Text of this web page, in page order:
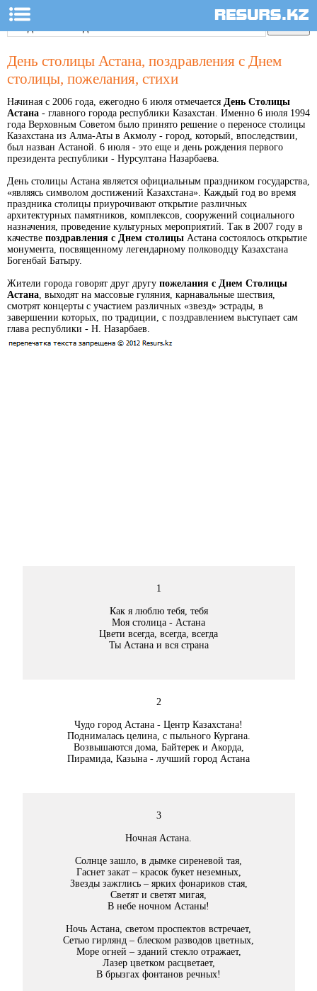
День столицы Астана, поздравления с Днем
столицы, пожелания, стихи
Начиная с 2006 года, ежегодно 6 июля отмечается День Столицы
Астана - главного города республики Казахстан. Именно 6 июля 1994
года Верховным Советом было принято решение о переносе столицы
Казахстана из Алма-Аты в Акмолу - город, который, впоследствии,
был назван Астаной. 6 июля - это еще и день рождения первого
президента республики - Нурсултана Назарбаева.
День cтолицы Астана является официальным праздником государства,
«являясь символом достижений Казахстана». Каждый год во время
праздника столицы приурочивают открытие различных
архитектурных памятников, комплексов, сооружений социального
назначения, проведение культурных мероприятий. Так в 2007 году в
качестве поздравления с Днем cтолицы Астана состоялось открытие
монумента, посвященному легендарному полководцу Казахстана
Богенбай Батыру.
Жители города говорят друг другу пожелания с Днем Столицы
Астана, выходят на массовые гуляния, карнавальные шествия,
смотрят концерты с участием различных «звезд» эстрады, в
завершении которых, по традиции, с поздравлением выступает сам
глава республики - Н. Назарбаев.
1
Как я люблю тебя, тебя
Моя столица - Астана
Цвети всегда, всегда, всегда
Ты Астана и вся страна
2
Чудо город Астана - Центр Казахстана!
Поднималась целина, с пыльного Кургана.
Возвышаются дома, Байтерек и Акорда,
Пирамида, Казына - лучший город Астана
3
Ночная Астана.
Солнце зашло, в дымке сиреневой тая,
Гаснет закат – красок букет неземных,
Звезды зажглись – ярких фонариков стая,
Светят и светят мигая,
В небе ночном Астаны!
Ночь Астана, светом проспектов встречает,
Сетью гирлянд – блеском разводов цветных,
Море огней – зданий стекло отражает,
Лазер цветком расцветает,
В брызгах фонтанов речных!